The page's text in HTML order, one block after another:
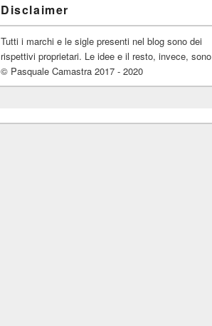
Disclaimer
Tutti i marchi e le sigle presenti nel blog sono dei
rispettivi proprietari. Le idee e il resto, invece, sono
© Pasquale Camastra 2017 - 2020